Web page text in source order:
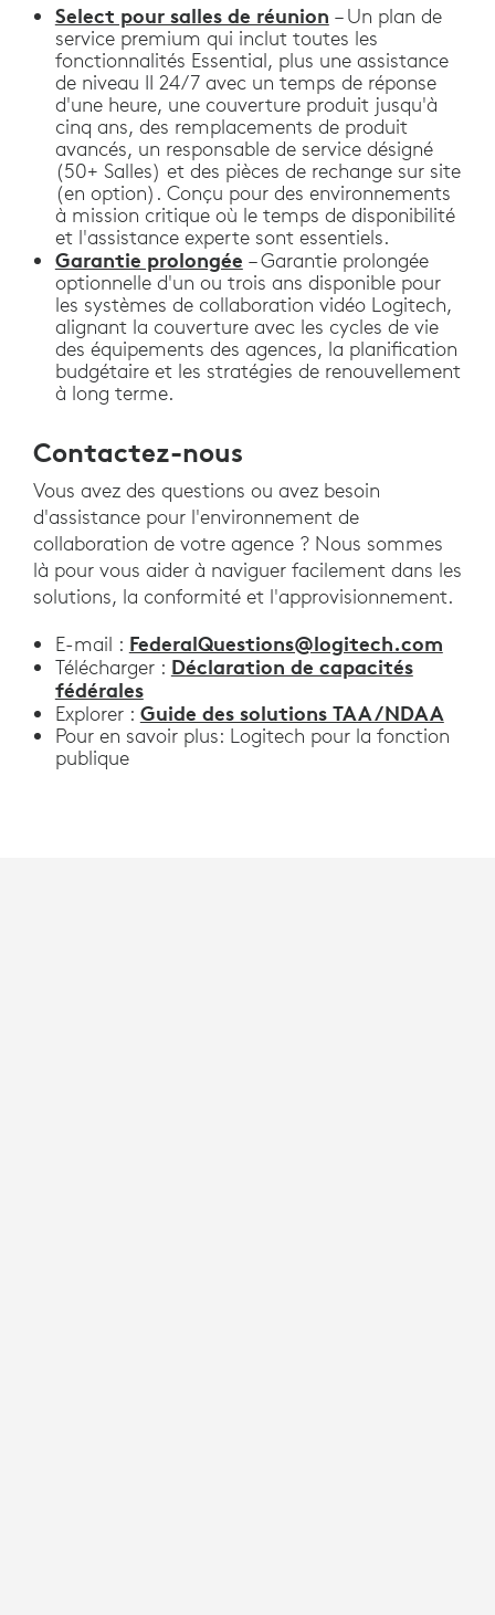
Select pour salles de réunion – Un plan de
service premium qui inclut toutes les
fonctionnalités Essential, plus une assistance
de niveau II 24/7 avec un temps de réponse
d'une heure, une couverture produit jusqu'à
cinq ans, des remplacements de produit
avancés, un responsable de service désigné
(50+ Salles) et des pièces de rechange sur site
(en option). Conçu pour des environnements
à mission critique où le temps de disponibilité
et l'assistance experte sont essentiels.
Garantie prolongée – Garantie prolongée
optionnelle d'un ou trois ans disponible pour
les systèmes de collaboration vidéo Logitech,
alignant la couverture avec les cycles de vie
des équipements des agences, la planification
budgétaire et les stratégies de renouvellement
à long terme.
Contactez-nous
Vous avez des questions ou avez besoin
d'assistance pour l'environnement de
collaboration de votre agence ? Nous sommes
là pour vous aider à naviguer facilement dans les
solutions, la conformité et l'approvisionnement.
E-mail : FederalQuestions@logitech.com
Télécharger : Déclaration de capacités
fédérales
Explorer : Guide des solutions TAA/NDAA
Pour en savoir plus: Logitech pour la fonction
publique